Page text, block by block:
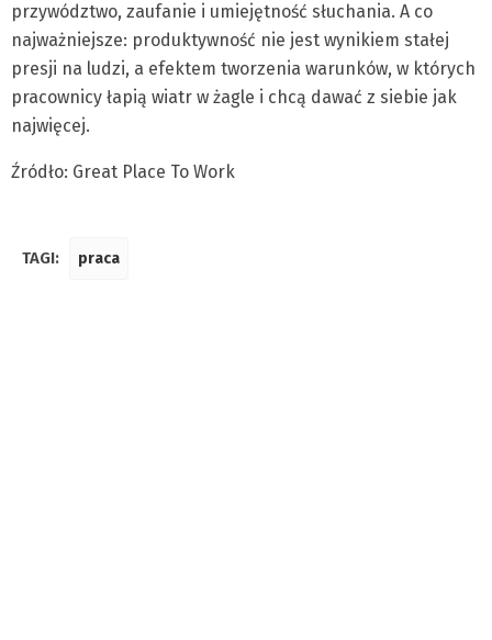
przywództwo, zaufanie i umiejętność słuchania. A co
najważniejsze: produktywność nie jest wynikiem stałej
presji na ludzi, a efektem tworzenia warunków, w których
pracownicy łapią wiatr w żagle i chcą dawać z siebie jak
najwięcej.
Źródło: Great Place To Work
TAGI: praca